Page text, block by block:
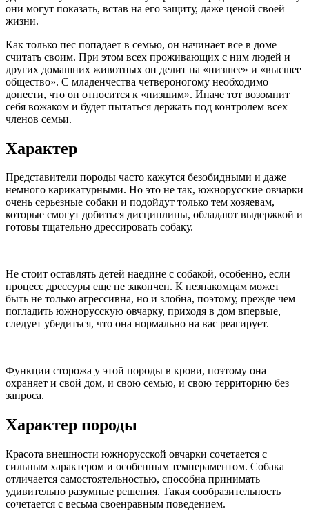
они могут показать, встав на его защиту, даже ценой своей
жизни.
Как только пес попадает в семью, он начинает все в доме
считать своим. При этом всех проживающих с ним людей и
других домашних животных он делит на «низшее» и «высшее
общество». С младенчества четвероногому необходимо
донести, что он относится к «низшим». Иначе тот возомнит
себя вожаком и будет пытаться держать под контролем всех
членов семьи.
Характер
Представители породы часто кажутся безобидными и даже
немного карикатурными. Но это не так, южнорусские овчарки
очень серьезные собаки и подойдут только тем хозяевам,
которые смогут добиться дисциплины, обладают выдержкой и
готовы тщательно дрессировать собаку.
Не стоит оставлять детей наедине с собакой, особенно, если
процесс дрессуры еще не закончен. К незнакомцам может
быть не только агрессивна, но и злобна, поэтому, прежде чем
погладить южнорусскую овчарку, приходя в дом впервые,
следует убедиться, что она нормально на вас реагирует.
Функции сторожа у этой породы в крови, поэтому она
охраняет и свой дом, и свою семью, и свою территорию без
запроса.
Характер породы
Красота внешности южнорусской овчарки сочетается с
сильным характером и особенным темпераментом. Собака
отличается самостоятельностью, способна принимать
удивительно разумные решения. Такая сообразительность
сочетается с весьма своенравным поведением.